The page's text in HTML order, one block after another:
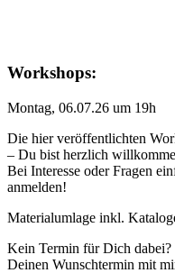
Workshops:
Montag, 06.07.26 um 19h
Die hier veröffentlichten
– Du bist herzlich
Bei Interesse oder Fragen
anmelden!
Materialumlage inkl.
Kein Termin für Dich dabei?
Deinen Wunschtermin mit